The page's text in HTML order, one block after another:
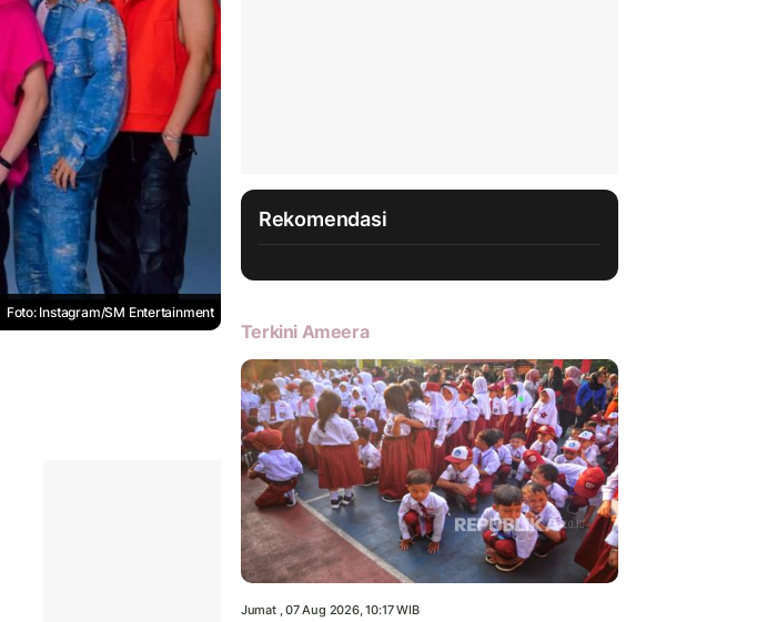
Foto: Instagram/SM Entertainment
Rekomendasi
Terkini Ameera
Jumat , 07 Aug 2026, 10:17 WIB